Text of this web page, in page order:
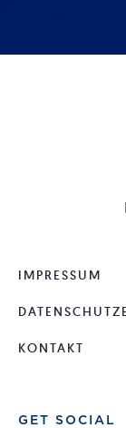
IMPRESSUM
KONTAKT
GET SOCIAL